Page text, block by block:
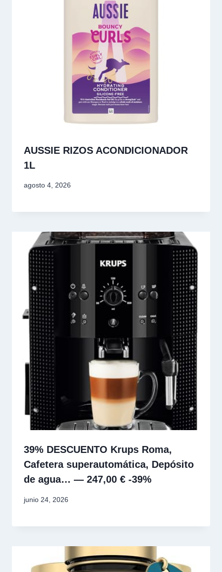
AUSSIE RIZOS ACONDICIONADOR
1L
agosto 4, 2026
39% DESCUENTO Krups Roma,
Cafetera superautomática, Depósito
de agua… — 247,00 € -39%
junio 24, 2026